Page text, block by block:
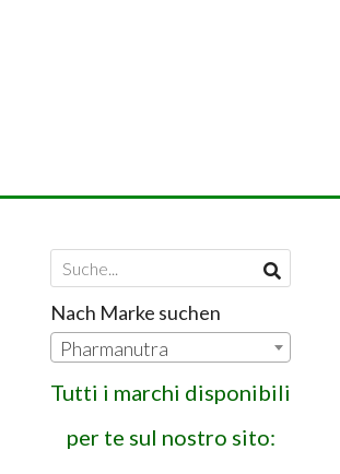
Nach Marke suchen
Pharmanutra
Tutti i marchi disponibili
per te sul nostro sito: